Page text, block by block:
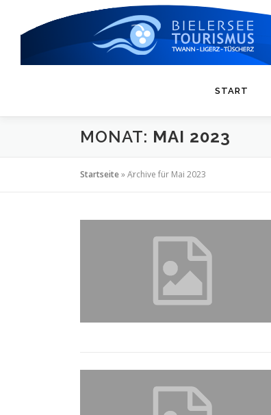
springen
START
MONAT: MAI 2023
Startseite»Archive für Mai 2023